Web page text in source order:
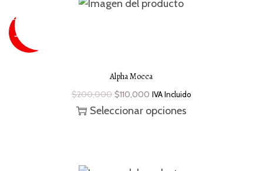
SUPER
- 45 %
Alpha Mocca
$200,000 $110,000 IVA Incluido
Seleccionar opciones